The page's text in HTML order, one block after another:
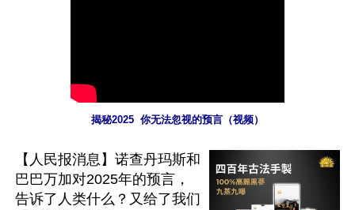
揭秘2025  你无法忽视的预言（视频）
【人民报消息】诺查丹玛斯和
巴巴万加对2025年的预言，
告诉了人类什么？又给了我们